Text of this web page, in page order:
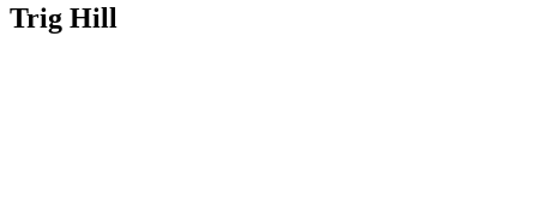
Trig Hill